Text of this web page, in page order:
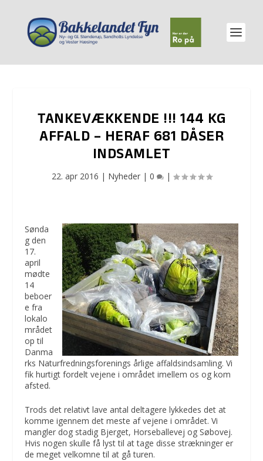
TANKEVÆKKENDE !!! 144 KG
AFFALD – HERAF 681 DÅSER
INDSAMLET
22. apr 2016 | Nyheder| 0 |
Sønda
g den
17.
april
mødte
14
beboer
e fra
lokalo
mrådet
op til
Danma
rks Naturfredningsforenings årlige affaldsindsamling. Vi
fik hurtigt fordelt vejene i området imellem os og kom
afsted.
Trods det relativt lave antal deltagere lykkedes det at
komme igennem det meste af vejene i området. Vi
mangler dog stadig Bjerget, Horseballevej og Søbovej.
Hvis nogen skulle få lyst til at tage disse strækninger er
de meget velkomne til at gå turen.